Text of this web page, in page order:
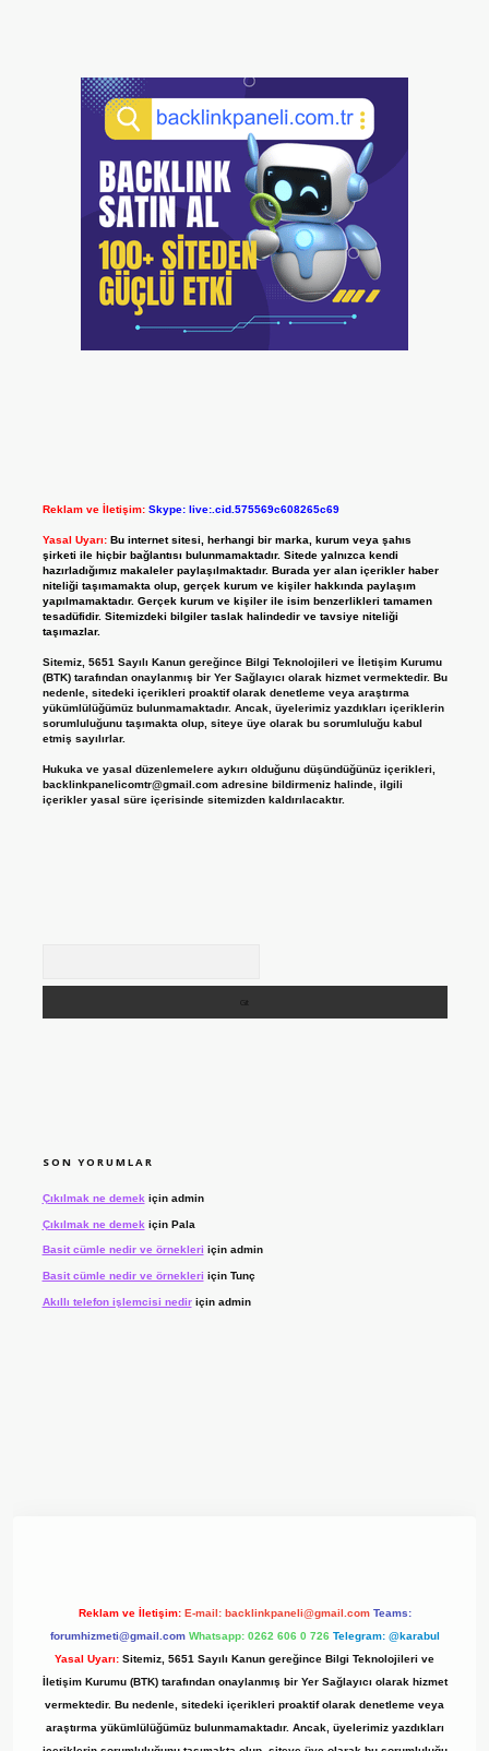
Reklam ve İletişim: Skype: live:.cid.575569c608265c69
Yasal Uyarı: Bu internet sitesi, herhangi bir marka, kurum veya şahıs
şirketi ile hiçbir bağlantısı bulunmamaktadır. Sitede yalnızca kendi
hazırladığımız makaleler paylaşılmaktadır. Burada yer alan içerikler haber
niteliği taşımamakta olup, gerçek kurum ve kişiler hakkında paylaşım
yapılmamaktadır. Gerçek kurum ve kişiler ile isim benzerlikleri tamamen
tesadüfidir. Sitemizdeki bilgiler taslak halindedir ve tavsiye niteliği
taşımazlar.
Sitemiz, 5651 Sayılı Kanun gereğince Bilgi Teknolojileri ve İletişim Kurumu
(BTK) tarafından onaylanmış bir Yer Sağlayıcı olarak hizmet vermektedir. Bu
nedenle, sitedeki içerikleri proaktif olarak denetleme veya araştırma
yükümlülüğümüz bulunmamaktadır. Ancak, üyelerimiz yazdıkları içeriklerin
sorumluluğunu taşımakta olup, siteye üye olarak bu sorumluluğu kabul
etmiş sayılırlar.
Hukuka ve yasal düzenlemelere aykırı olduğunu düşündüğünüz içerikleri,
backlinkpanelicomtr@gmail.comadresine bildirmeniz halinde, ilgili
içerikler yasal süre içerisinde sitemizden kaldırılacaktır.
SON YORUMLAR
Çıkılmak ne demek için admin
Çıkılmak ne demek için Pala
Basit cümle nedir ve örnekleri için admin
Basit cümle nedir ve örnekleri için Tunç
Akıllı telefon işlemcisi nediriçin admin
Reklam ve İletişim: E-mail: backlinkpaneli@gmail.com Teams:
forumhizmeti@gmail.com Whatsapp: 0262 606 0 726 Telegram: @karabul
Yasal Uyarı: Sitemiz, 5651 Sayılı Kanun gereğince Bilgi Teknolojileri ve
İletişim Kurumu (BTK) tarafından onaylanmış bir Yer Sağlayıcı olarak hizmet
vermektedir. Bu nedenle, sitedeki içerikleri proaktif olarak denetleme veya
araştırma yükümlülüğümüz bulunmamaktadır. Ancak, üyelerimiz yazdıkları